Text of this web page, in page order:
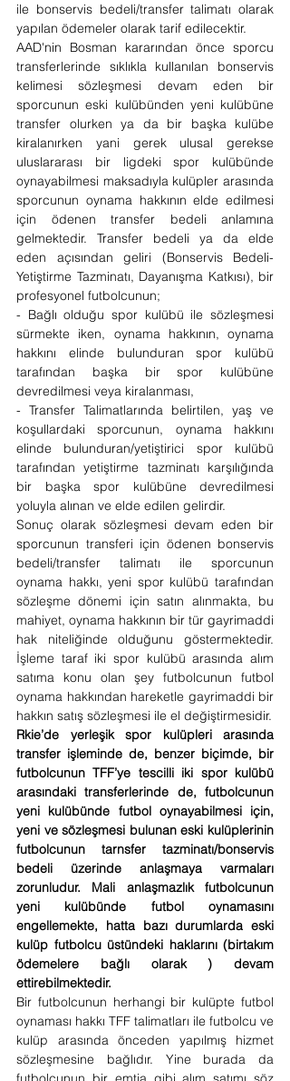
ile bonservis bedeli/transfer talimatı olarak
yapılan ödemeler olarak tarif edilecektir.
AAD'nin Bosman kararından önce sporcu
transferlerinde sıklıkla kullanılan bonservis
kelimesi sözleşmesi devam eden bir
sporcunun eski kulübünden yeni kulübüne
transfer olurken ya da bir başka kulübe
kiralanırken yani gerek ulusal gerekse
uluslararası bir ligdeki spor kulübünde
oynayabilmesi maksadıyla kulüpler arasında
sporcunun oynama hakkının elde edilmesi
için ödenen transfer bedeli anlamına
gelmektedir. Transfer bedeli ya da elde
eden açısından geliri (Bonservis Bedeli-
Yetiştirme Tazminatı, Dayanışma Katkısı), bir
profesyonel futbolcunun;
- Bağlı olduğu spor kulübü ile sözleşmesi
sürmekte iken, oynama hakkının, oynama
hakkını elinde bulunduran spor kulübü
tarafından başka bir spor kulübüne
devredilmesi veya kiralanması,
- Transfer Talimatlarında belirtilen, yaş ve
koşullardaki sporcunun, oynama hakkını
elinde bulunduran/yetiştirici spor kulübü
tarafından yetiştirme tazminatı karşılığında
bir başka spor kulübüne devredilmesi
yoluyla alınan ve elde edilen gelirdir.
Sonuç olarak sözleşmesi devam eden bir
sporcunun transferi için ödenen bonservis
bedeli/transfer talimatı ile sporcunun
oynama hakkı, yeni spor kulübü tarafından
sözleşme dönemi için satın alınmakta, bu
mahiyet, oynama hakkının bir tür gayrimaddi
hak niteliğinde olduğunu göstermektedir.
İşleme taraf iki spor kulübü arasında alım
satıma konu olan şey futbolcunun futbol
oynama hakkından hareketle gayrimaddi bir
hakkın satış sözleşmesi ile el değiştirmesidir.
Rkie’de yerleşik spor kulüpleri arasında
transfer işleminde de, benzer biçimde, bir
futbolcunun TFF’ye tescilli iki spor kulübü
arasındaki transferlerinde de, futbolcunun
yeni kulübünde futbol oynayabilmesi için,
yeni ve sözleşmesi bulunan eski kulüplerinin
futbolcunun tarnsfer tazminatı/bonservis
bedeli üzerinde anlaşmaya varmaları
zorunludur. Mali anlaşmazlık futbolcunun
yeni kulübünde futbol oynamasını
engellemekte, hatta bazı durumlarda eski
kulüp futbolcu üstündeki haklarını (birtakım
ödemelere bağlı olarak ) devam
ettirebilmektedir.
Bir futbolcunun herhangi bir kulüpte futbol
oynaması hakkı TFF talimatları ile futbolcu ve
kulüp arasında önceden yapılmış hizmet
sözleşmesine bağlıdır. Yine burada da